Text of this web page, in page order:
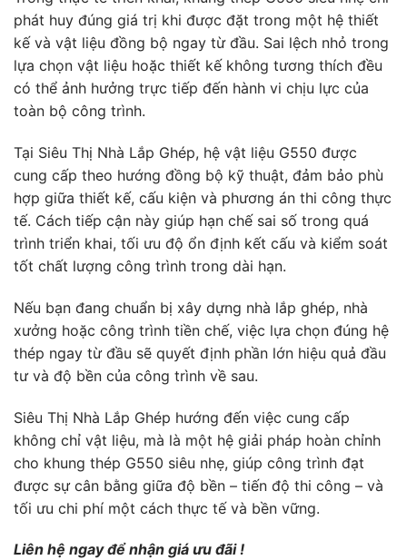
phát huy đúng giá trị khi được đặt trong một hệ thiết
kế và vật liệu đồng bộ ngay từ đầu. Sai lệch nhỏ trong
lựa chọn vật liệu hoặc thiết kế không tương thích đều
có thể ảnh hưởng trực tiếp đến hành vi chịu lực của
toàn bộ công trình.
Tại Siêu Thị Nhà Lắp Ghép, hệ vật liệu G550 được
cung cấp theo hướng đồng bộ kỹ thuật, đảm bảo phù
hợp giữa thiết kế, cấu kiện và phương án thi công thực
tế. Cách tiếp cận này giúp hạn chế sai số trong quá
trình triển khai, tối ưu độ ổn định kết cấu và kiểm soát
tốt chất lượng công trình trong dài hạn.
Nếu bạn đang chuẩn bị xây dựng nhà lắp ghép, nhà
xưởng hoặc công trình tiền chế, việc lựa chọn đúng hệ
thép ngay từ đầu sẽ quyết định phần lớn hiệu quả đầu
tư và độ bền của công trình về sau.
Siêu Thị Nhà Lắp Ghép hướng đến việc cung cấp
không chỉ vật liệu, mà là một hệ giải pháp hoàn chỉnh
cho khung thép G550 siêu nhẹ, giúp công trình đạt
được sự cân bằng giữa độ bền – tiến độ thi công – và
tối ưu chi phí một cách thực tế và bền vững.
Liên hệ ngay để nhận giá ưu đãi !